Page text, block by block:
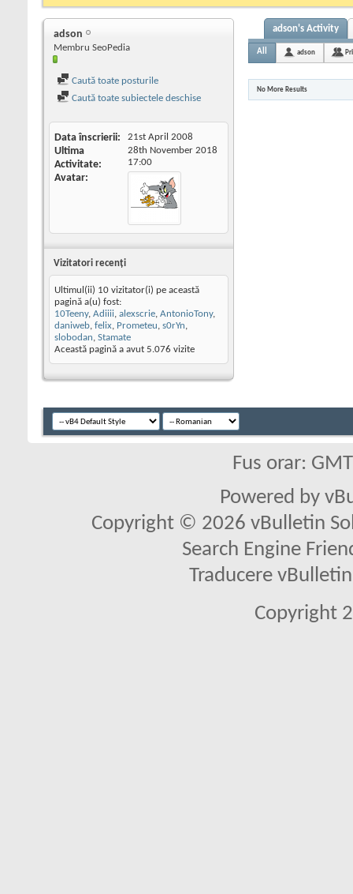
adson
Membru SeoPedia
Caută toate posturile
Caută toate subiectele deschise
Data înscrierii 21st April 2008
Ultima
Activitate
28th November 2018
17:00
Avatar
Vizitatori recenţi
Ultimul(ii) 10 vizitator(i) pe această
pagină a(u) fost:
10Teeny, Adiiii, alexscrie, AntonioTony,
daniweb, felix, Prometeu, s0rYn,
slobodan, Stamate
Această pagină a avut 5.076 vizite
adson's Activity
All adson
No More Results
Fus orar:
Powered by
Copyright © 2026 vBulletin
Search Engine
Traducere
Copyright